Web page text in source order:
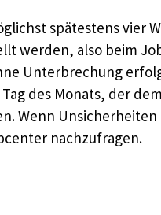
spätestens vier
werden, also beim
Unterbrechung
des Monats, der
Wenn Unsicherheiten
nachzufragen.